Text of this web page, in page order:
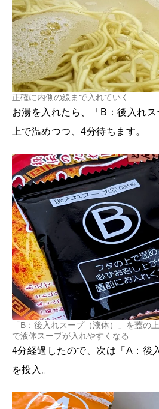
正確に内側の線まで入れていく
お湯を入れたら、「B：後入れ
上で温めつつ、4分待ちます。
「B：後入れスープ（液体）」を蓋の
で液体スープが入れやすくなる
4分経過したので、次は「A：後
を投入。